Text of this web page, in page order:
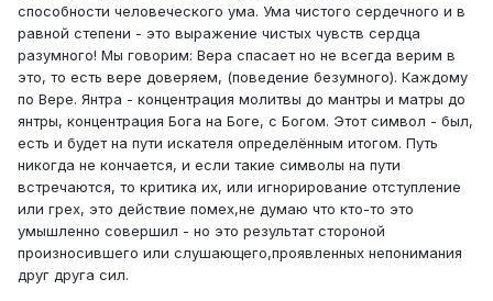
способности человеческого ума. Ума чистого сердечного и в
равной степени - это выражение чистых чувств сердца
разумного! Мы говорим: Вера спасает но не всегда верим в
это, то есть вере доверяем, (поведение безумного). Каждому
по Вере. Янтра - концентрация молитвы до мантры и матры до
янтры, концентрация Бога на Боге, с Богом. Этот символ - был,
есть и будет на пути искателя определённым итогом. Путь
никогда не кончается, и если такие символы на пути
встречаются, то критика их, или игнорирование отступление
или грех, это действие помех,не думаю что кто-то это
умышленно совершил - но это результат стороной
произносившего или слушающего,проявленных непонимания
друг друга сил.